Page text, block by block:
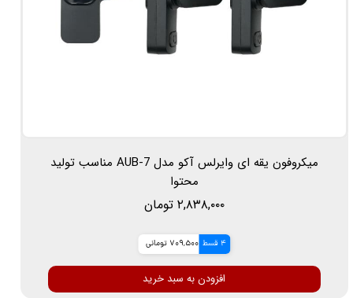
میکروفون یقه ای وایرلس آکو مدل AUB-7 مناسب تولید
محتوا
۲,۸۳۸,۰۰۰ تومان
4 قسط 709,500 تومانی
افزودن به سبد خرید